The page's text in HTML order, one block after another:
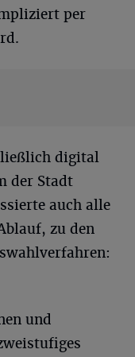
per
digital
der Stadt
auch alle
zu den
und